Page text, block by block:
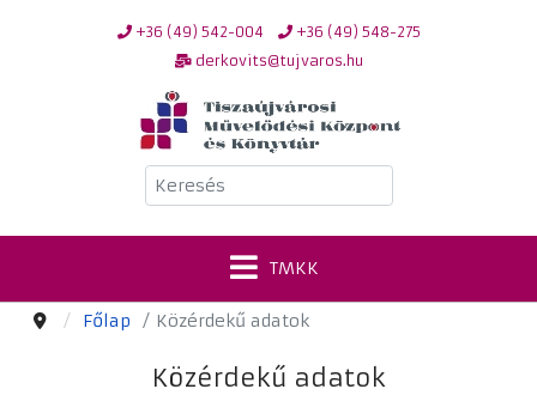
+36 (49) 542-004
+36 (49) 548-275
derkovits@tujvaros.hu
Keresés
TMKK
Főlap Közérdekű adatok
Közérdekű adatok